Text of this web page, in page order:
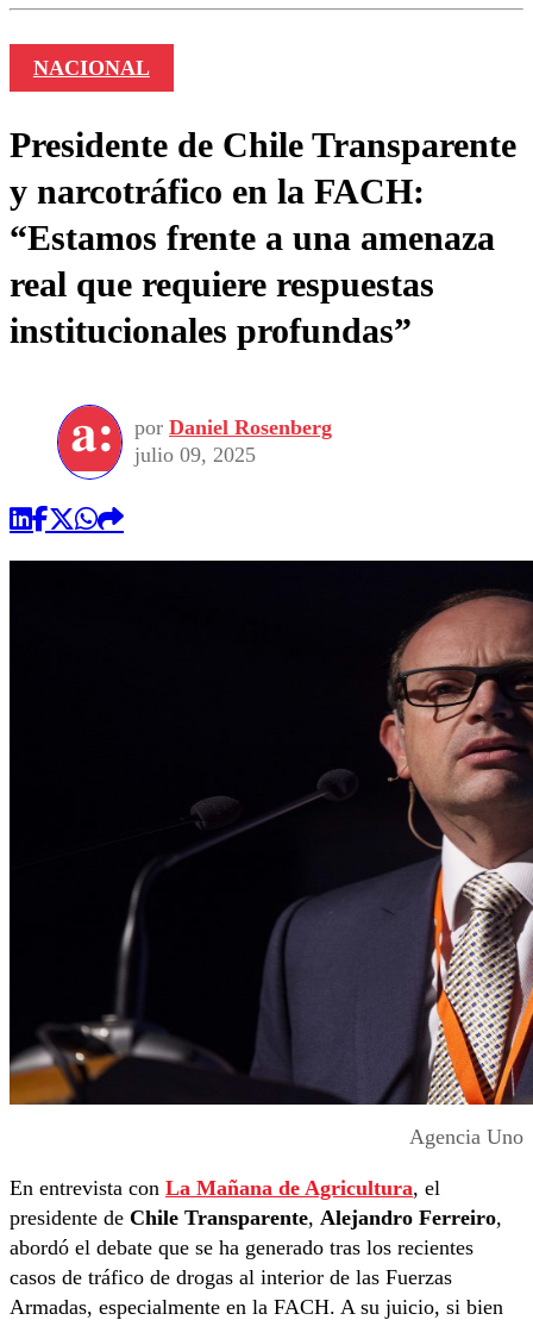
NACIONAL
Presidente de Chile Transparente
y narcotráfico en la FACH:
“Estamos frente a una amenaza
real que requiere respuestas
institucionales profundas”
por Daniel Rosenberg
julio 09, 2025
Agencia Uno
En entrevista con La Mañana de Agricultura, el
presidente de Chile Transparente, Alejandro Ferreiro,
abordó el debate que se ha generado tras los recientes
casos de tráfico de drogas al interior de las Fuerzas
Armadas, especialmente en la FACH. A su juicio, si bien